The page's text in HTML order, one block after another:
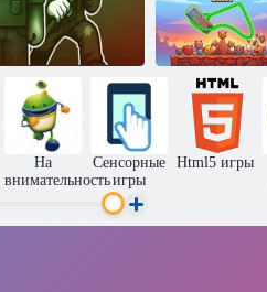
Рыцарь-легенда
Нарисуй и
уничтожь
Классика
На
внимательность
Сенсорные
игры
Html5 игры